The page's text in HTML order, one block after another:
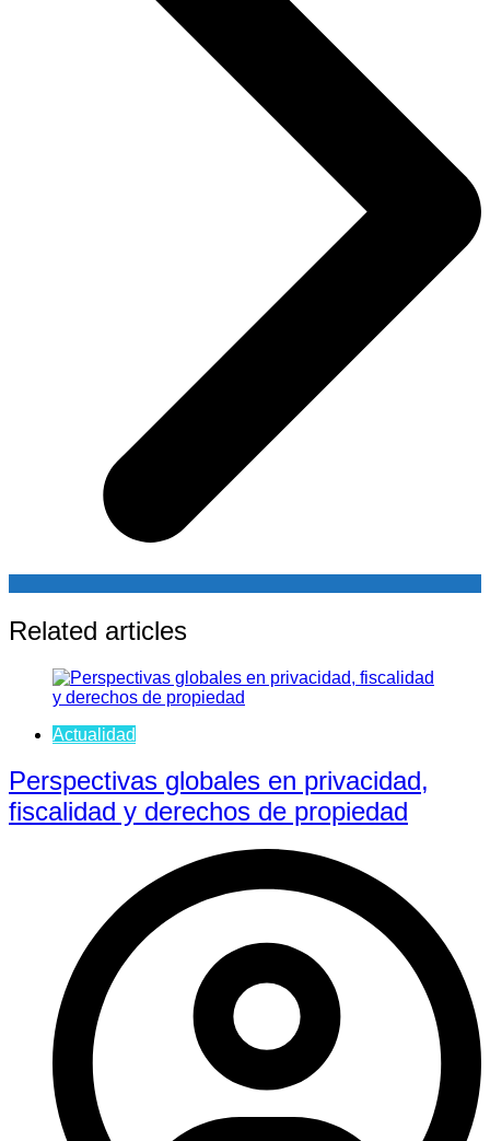
Related articles
Actualidad
Perspectivas globales en privacidad,
fiscalidad y derechos de propiedad